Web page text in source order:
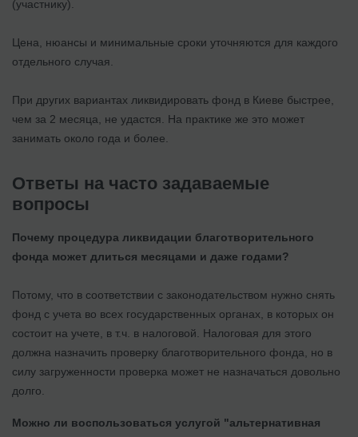
(участнику).
Цена, нюансы и минимальные сроки уточняются для каждого
отдельного случая.
При других вариантах ликвидировать фонд в Киеве быстрее,
чем за 2 месяца, не удастся. На практике же это может
занимать около года и более.
Ответы на часто задаваемые
вопросы
Почему процедура ликвидации благотворительного
фонда может длиться месяцами и даже годами?
Потому, что в соответствии с законодательством нужно снять
фонд с учета во всех государственных органах, в которых он
состоит на учете, в т.ч. в налоговой. Налоговая для этого
должна назначить проверку благотворительного фонда, но в
силу загруженности проверка может не назначаться довольно
долго.
Можно ли воспользоваться услугой "альтернативная